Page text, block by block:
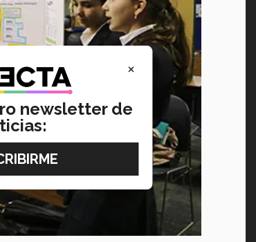
×
newsletter de